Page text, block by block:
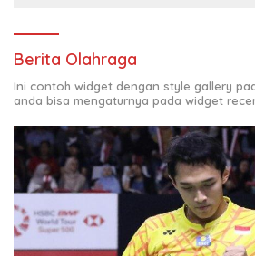
Berita Olahraga
Ini contoh widget dengan style gallery
anda bisa mengaturnya pada widget